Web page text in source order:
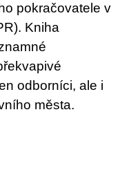
pokračovatele v
Kniha
odborníci, ale i
města.